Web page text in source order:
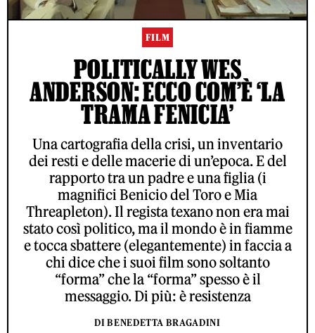
FILM
POLITICALLY WES
ANDERSON: ECCO COM’È ‘LA
TRAMA FENICIA’
Una cartografia della crisi, un inventario
dei resti e delle macerie di un’epoca. E del
rapporto tra un padre e una figlia (i
magnifici Benicio del Toro e Mia
Threapleton). Il regista texano non era mai
stato così politico, ma il mondo è in fiamme
e tocca sbattere (elegantemente) in faccia a
chi dice che i suoi film sono soltanto
“forma” che la “forma” spesso è il
messaggio. Di più: è resistenza
DI BENEDETTA BRAGADINI